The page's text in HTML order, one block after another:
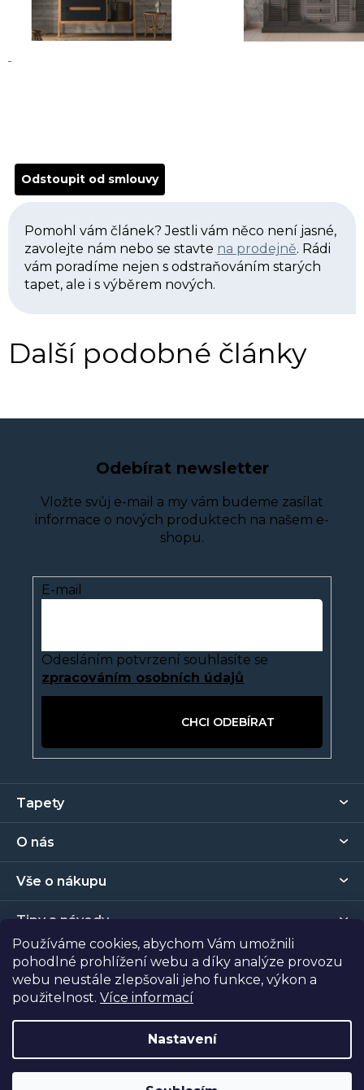
Používáme cookies, abychom Vám umožnili
pohodlné prohlížení webu a díky analýze provozu
webu neustále zlepšovali jeho funkce, výkon a
použitelnost. Více informací
Nastavení
Odstoupit od smlouvy
Pomohl vám článek? Jestli vám něco není jasné,
zavolejte nám nebo se stavte na prodejně. Rádi
vám poradíme nejen s odstraňováním starých
tapet, ale i s výběrem nových.
Další podobné články
Odebírat newsletter
Vložte svůj e-mail a my vám budeme zasílat
informace o nových produktech na našem e-
shopu.
E-mail
Odesláním potvrzení souhlasíte se
zpracováním osobních údajů
a
í
Tapety
O nás
Vše o nákupu
Tipy a návody
Kontakt